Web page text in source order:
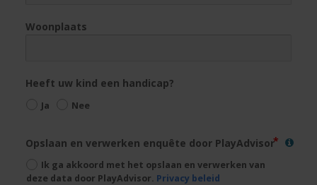
Woonplaats
Heeft uw kind een handicap?
Ja Nee
Opslaan en verwerken enquête door PlayAdvisor
Ik ga akkoord met het opslaan en verwerken van
deze data door PlayAdvisor. Privacy beleid